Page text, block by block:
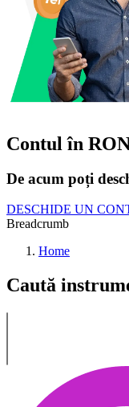
Contul în
De acum poți
DESCHIDE UN
Breadcrumb
Home
Caută